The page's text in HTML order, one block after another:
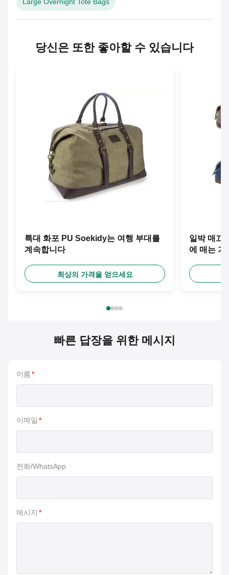
당신은 또한 좋아할 수 있습니다
특대 화포 PU Soekidy는 여행 부대를
계속합니다
최상의 가격을 얻으세요
일박 매끄
에 매는 가
빠른 답장을 위한 메시지
이름*
이메일 *
전화/WhatsApp
메시지 *